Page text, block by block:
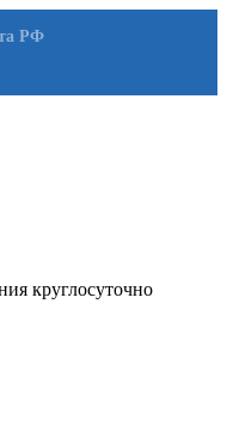
РФ
круглосуточно